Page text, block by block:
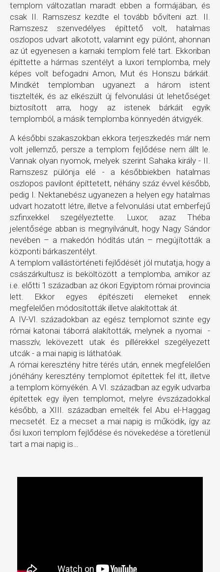
templom változatlan maradt ebben a formájában, és
csak II. Ramszesz kezdte el tovább bővíteni azt. II.
Ramszesz szenvedélyes építtető volt, hatalmas
oszlopos udvart alkotott, valamint egy pülónt, ahonnan
az út egyenesen a karnaki templom felé tart. Ekkoriban
építtette a hármas szentélyt a luxori templomba, mely
képes volt befogadni Amon, Mut és Honszu bárkáit.
Mindkét templomban ugyanezt a három istent
tisztelték, és az elkészült új felvonulási út lehetőséget
biztosított arra, hogy az istenek bárkáit egyik
templomból, a másik templomba könnyedén átvigyék.
A későbbi szakaszokban ekkora terjeszkedés már nem
volt jellemző, persze a templom fejlődése nem állt le.
Vannak olyan nyomok, melyek szerint Sahaka király - II.
Ramszesz pülónja elé - a későbbiekben hatalmas
oszlopos pavilont építtetett, néhány száz évvel később,
pedig I. Nektanebész ugyanezen a helyen egy hatalmas
udvart hozatott létre, illetve a felvonulási utat emberfejű
szfinxekkel szegélyeztette. Luxor, azaz Théba
jelentősége abban is megnyilvánult, hogy Nagy Sándor
nevében – a makedón hódítás után – megújították a
központi bárkaszentélyt.
A templom vallástörténeti fejlődését jól mutatja, hogy a
császárkultusz is beköltözött a templomba, amikor az
i.e. előtti 1 században az ókori Egyiptom római provincia
lett. Ekkor egyes építészeti elemeket ennek
megfelelően módosították illetve alakítottak át.
A IV-VI. századokban az egész templomot szinte egy
római katonai táborrá alakították, melynek a nyomai -
masszív, lekövezett utak és pillérekkel szegélyezett
utcák - a mai napig is láthatóak.
A római keresztény hitre térés után, ennek megfelelően
jónéhány keresztény templomot építettek fel itt, illetve
a templom környékén. A VI. században az egyik udvarba
építettek egy ilyen templomot, melyre évszázadokkal
később, a XIII. században emelték fel Abu el-Haggag
mecsetét. Ez a mecset a mai napig is működik, így az
ősi luxori templom fejlődése és növekedése a töretlenül
tart a mai napig is…